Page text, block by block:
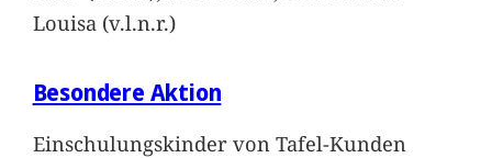
Louisa (v.l.n.r.)
Besondere Aktion
Einschulungskinder von Tafel-Kunden